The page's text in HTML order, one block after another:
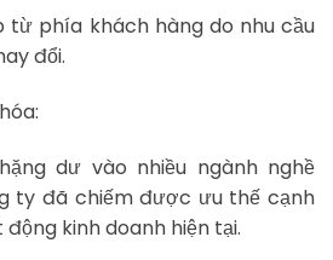
từ phía khách hàng do nhu cầu
đổi.
dư vào nhiều ngành nghề
ty đã chiếm được ưu thế cạnh
kinh doanh hiện tại.